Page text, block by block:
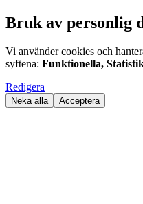
Bruk av personlig
Vi använder cookies och
syftena: Funktionella,
Redigera
Neka alla Acceptera